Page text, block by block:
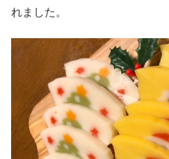
れました。